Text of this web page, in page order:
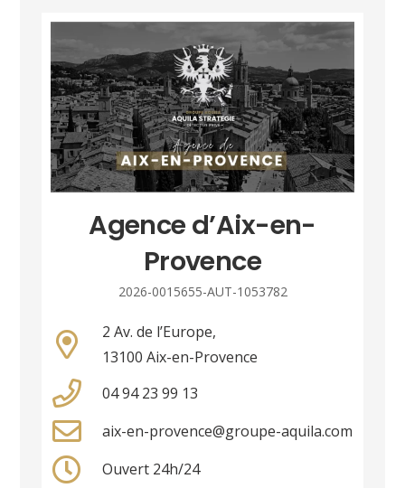
Agence d’Aix-en-
Provence
2026-0015655-AUT-1053782
2 Av. de l’Europe,
13100 Aix-en-Provence
04 94 23 99 13
aix-en-provence@groupe-aquila.com
Ouvert 24h/24